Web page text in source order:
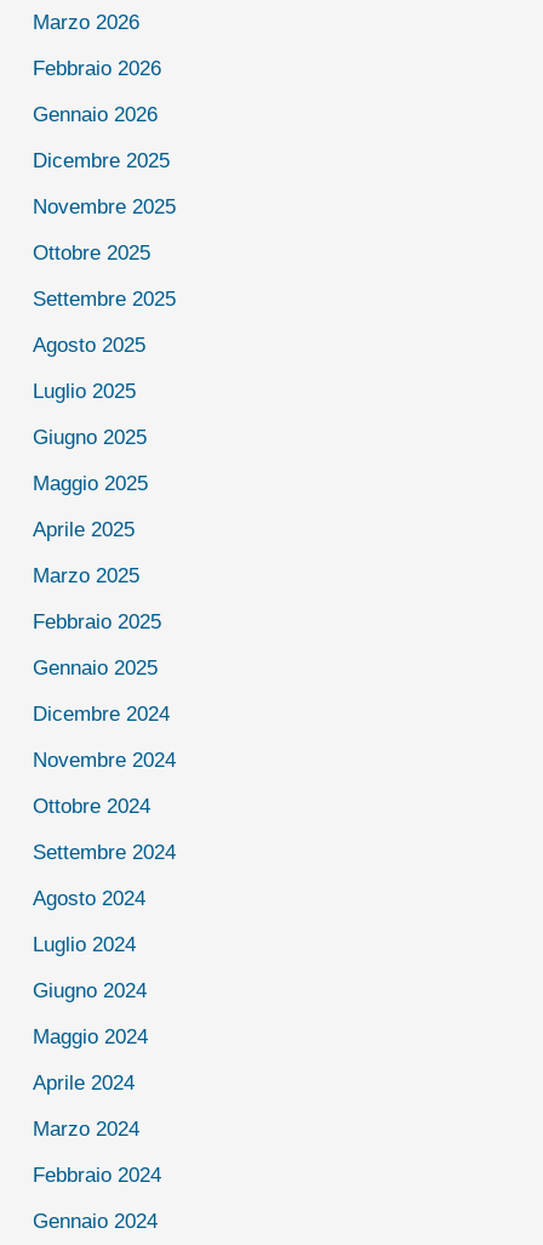
Marzo 2026
Febbraio 2026
Gennaio 2026
Dicembre 2025
Novembre 2025
Ottobre 2025
Settembre 2025
Agosto 2025
Luglio 2025
Giugno 2025
Maggio 2025
Aprile 2025
Marzo 2025
Febbraio 2025
Gennaio 2025
Dicembre 2024
Novembre 2024
Ottobre 2024
Settembre 2024
Agosto 2024
Luglio 2024
Giugno 2024
Maggio 2024
Aprile 2024
Marzo 2024
Febbraio 2024
Gennaio 2024